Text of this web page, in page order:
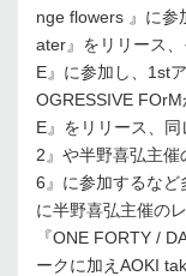
nge flowers 』に参
ater』をリリース
E』に参加し、1st
OGRESSIVE
E』をリリース、
2』や半野喜弘主
6』に参加するな
に半野喜弘主催の
『ONE FORTY /
ークに加えAOKI